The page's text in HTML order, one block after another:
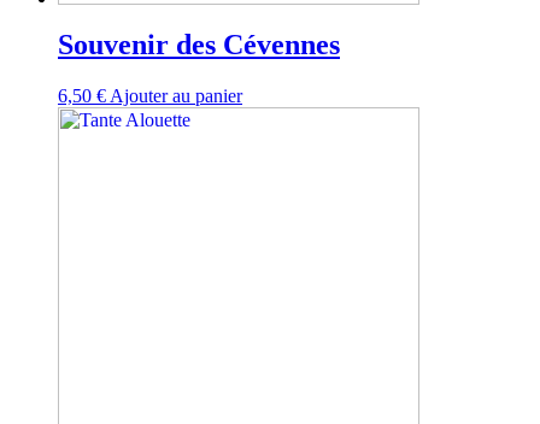
Souvenir des Cévennes
6,50 € Ajouter au panier